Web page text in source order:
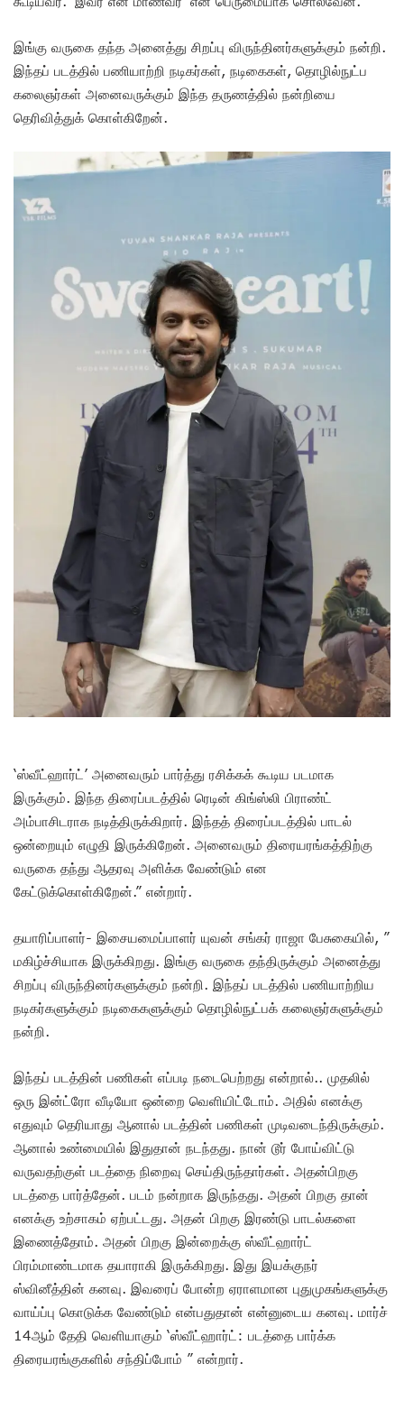
இங்கு வருகை தந்த அனைத்து சிறப்பு விருந்தினர்களுக்கும் நன்றி.
இந்தப் படத்தில் பணியாற்றி நடிகர்கள், நடிகைகள், தொழில்நுட்ப
கலைஞர்கள் அனைவருக்கும் இந்த தருணத்தில் நன்றியை
தெரிவித்துக் கொள்கிறேன்.
‘ஸ்வீட்ஹார்ட்’ அனைவரும் பார்த்து ரசிக்கக் கூடிய படமாக
இருக்கும். இந்த திரைப்படத்தில் ரெடின் கிங்ஸ்லி பிராண்ட்
அம்பாசிடராக நடித்திருக்கிறார். இந்தத் திரைப்படத்தில் பாடல்
ஒன்றையும் எழுதி இருக்கிறேன். அனைவரும் திரையரங்கத்திற்கு
வருகை தந்து ஆதரவு அளிக்க வேண்டும் என
கேட்டுக்கொள்கிறேன்.” என்றார்.
தயாரிப்பாளர்- இசையமைப்பாளர் யுவன் சங்கர் ராஜா பேசுகையில், ”
மகிழ்ச்சியாக இருக்கிறது. இங்கு வருகை தந்திருக்கும் அனைத்து
சிறப்பு விருந்தினர்களுக்கும் நன்றி. இந்தப் படத்தில் பணியாற்றிய
நடிகர்களுக்கும் நடிகைகளுக்கும் தொழில்நுட்பக் கலைஞர்களுக்கும்
நன்றி.
இந்தப் படத்தின் பணிகள் எப்படி நடைபெற்றது என்றால்.. முதலில்
ஒரு இன்ட்ரோ வீடியோ ஒன்றை வெளியிட்டோம். அதில் எனக்கு
எதுவும் தெரியாது ஆனால் படத்தின் பணிகள் முடிவடைந்திருக்கும்.
ஆனால் உண்மையில் இதுதான் நடந்தது. நான் டூர் போய்விட்டு
வருவதற்குள் படத்தை நிறைவு செய்திருந்தார்கள். அதன்பிறகு
படத்தை பார்த்தேன். படம் நன்றாக இருந்தது. அதன் பிறகு தான்
எனக்கு உற்சாகம் ஏற்பட்டது. அதன் பிறகு இரண்டு பாடல்களை
இணைத்தோம். அதன் பிறகு இன்றைக்கு ஸ்வீட்ஹார்ட்
பிரம்மாண்டமாக தயாராகி இருக்கிறது. இது இயக்குநர்
ஸ்வினீத்தின் கனவு. இவரைப் போன்ற ஏராளமான புதுமுகங்களுக்கு
வாய்ப்பு கொடுக்க வேண்டும் என்பதுதான் என்னுடைய கனவு. மார்ச்
14ஆம் தேதி வெளியாகும் ‘ஸ்வீட்ஹார்ட்: படத்தை பார்க்க
திரையரங்குகளில் சந்திப்போம் ” என்றார்.